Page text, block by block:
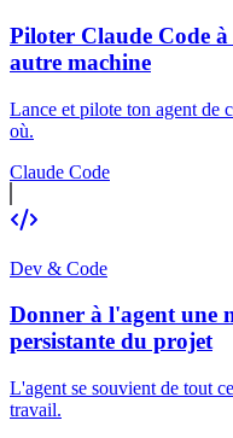
Piloter Claude Code
autre machine
Lance et pilote ton agent de
où.
Claude Code
Dev & Code
Donner à l'agent une
persistante du projet
L'agent se souvient de tout
travail.